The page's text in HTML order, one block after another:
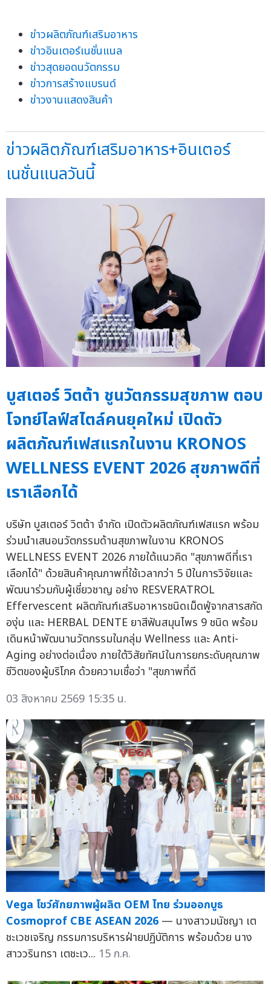
ข่าวผลิตภัณฑ์เสริมอาหาร
ข่าวอินเตอร์เนชั่นแนล
ข่าวสุดยอดนวัตกรรม
ข่าวการสร้างแบรนด์
ข่าวงานแสดงสินค้า
ข่าวผลิตภัณฑ์เสริมอาหาร+อินเตอร์
เนชั่นแนลวันนี้
บูสเตอร์ วิตต้า ชูนวัตกรรมสุขภาพ ตอบ
โจทย์ไลฟ์สไตล์คนยุคใหม่ เปิดตัว
ผลิตภัณฑ์เฟสแรกในงาน KRONOS
WELLNESS EVENT 2026 สุขภาพดีที่
เราเลือกได้
บริษัท บูสเตอร์ วิตต้า จำกัด เปิดตัวผลิตภัณฑ์เฟสแรก พร้อม
ร่วมนำเสนอนวัตกรรมด้านสุขภาพในงาน KRONOS
WELLNESS EVENT 2026 ภายใต้แนวคิด "สุขภาพดีที่เรา
เลือกได้" ด้วยสินค้าคุณภาพที่ใช้เวลากว่า 5 ปีในการวิจัยและ
พัฒนาร่วมกับผู้เชี่ยวชาญ อย่าง RESVERATROL
Effervescent ผลิตภัณฑ์เสริมอาหารชนิดเม็ดฟู่จากสารสกัด
องุ่น และ HERBAL DENTE ยาสีฟันสมุนไพร 9 ชนิด พร้อม
เดินหน้าพัฒนานวัตกรรมในกลุ่ม Wellness และ Anti-
Aging อย่างต่อเนื่อง ภายใต้วิสัยทัศน์ในการยกระดับคุณภาพ
ชีวิตของผู้บริโภค ด้วยความเชื่อว่า "สุขภาพที่ดี
03 สิงหาคม 2569 15:35 น.
Vega โชว์ศักยภาพผู้ผลิต OEM ไทย ร่วมออกบูธ
Cosmoprof CBE ASEAN 2026 — นางสาวมนัชญา เต
ชะเวชเจริญ กรรมการบริหารฝ่ายปฏิบัติการ พร้อมด้วย นาง
สาววรินทรา เตชะเว... 15 ก.ค.